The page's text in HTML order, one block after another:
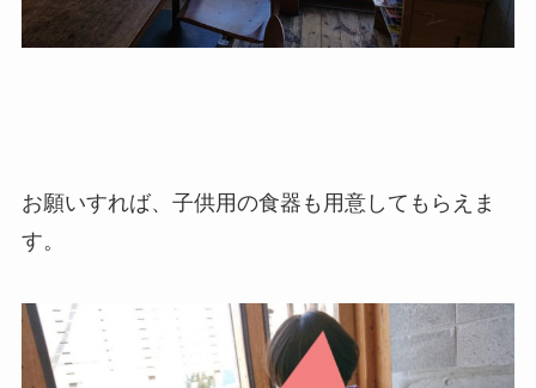
お願いすれば、子供用の食器も用意してもらえま
す。